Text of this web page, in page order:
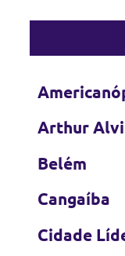
Arthur
Belém
Cangaíba
Cidade